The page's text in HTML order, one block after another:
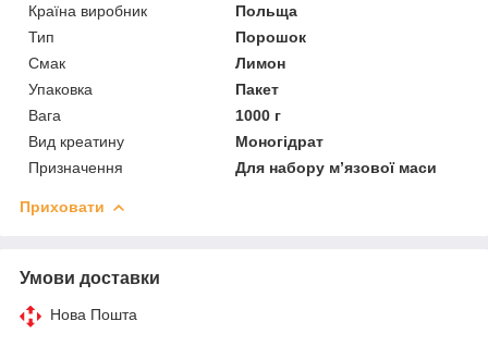
Країна виробник
Польща
Тип
Порошок
Смак
Лимон
Упаковка
Пакет
Вага
1000 г
Вид креатину
Моногідрат
Призначення
Для набору м’язової маси
Приховати
Умови доставки
Нова Пошта